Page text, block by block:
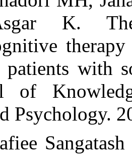
A, Asgar
metacognitive
among
Journal of
Applied
39. Shafiee